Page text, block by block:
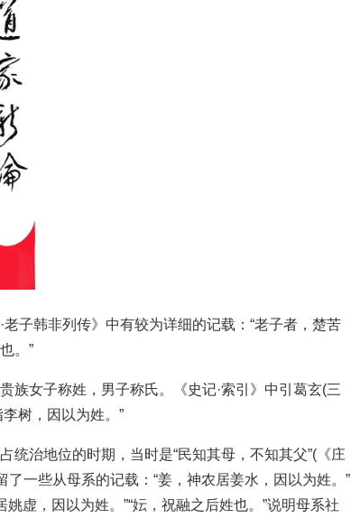
子韩非列传》中有较为详细的记载：“老子者，楚苦
。”
族女子称姓，男子称氏。《史记·索引》中引葛玄(三
树，因以为姓。”
治地位的时期，当时是“民知其母，不知其父”(《庄
一些从母系的记载：“姜，神农居姜水，因以为姓。”
虚，因以为姓。”“妘，祝融之后姓也。”说明母系社